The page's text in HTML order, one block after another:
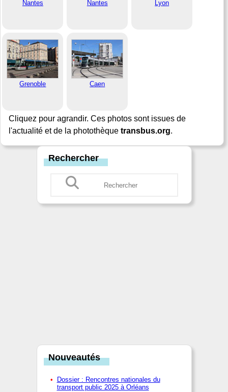
Nantes Nantes Lyon
Grenoble Caen
Cliquez pour agrandir. Ces photos sont issues de
l'actualité et de la photothèque transbus.org.
Rechercher
Nouveautés
Dossier : Rencontres nationales du
transport public 2025 à Orléans